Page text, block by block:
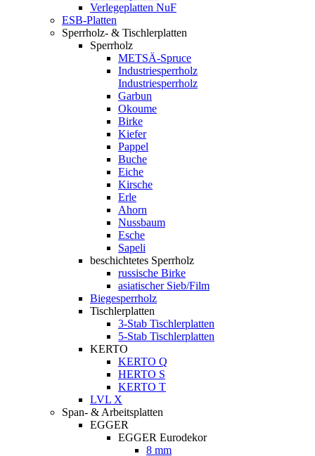
Verlegeplatten NuF
ESB-Platten
Sperrholz- & Tischlerplatten
Sperrholz
METSÄ-Spruce
Industriesperrholz
Industriesperrholz
Garbun
Okoume
Birke
Kiefer
Pappel
Buche
Eiche
Kirsche
Erle
Ahorn
Nussbaum
Esche
Sapeli
beschichtetes Sperrholz
russische Birke
asiatischer Sieb/Film
Biegesperrholz
Tischlerplatten
3-Stab Tischlerplatten
5-Stab Tischlerplatten
KERTO
KERTO Q
HERTO S
KERTO T
LVL X
Span- & Arbeitsplatten
EGGER
EGGER Eurodekor
8 mm